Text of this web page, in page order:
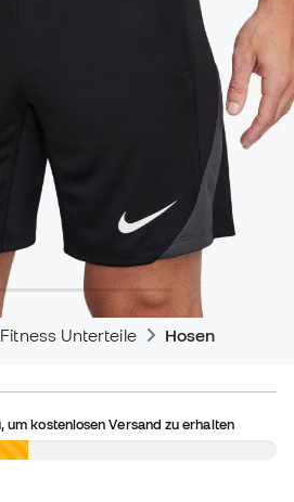
Fitness Unterteile Hosen
um kostenlosen Versand zu erhalten